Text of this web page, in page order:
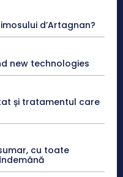
d’Artagnan?
new technologies
și tratamentul care
cu toate